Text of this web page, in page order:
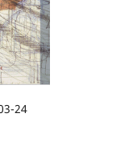
24